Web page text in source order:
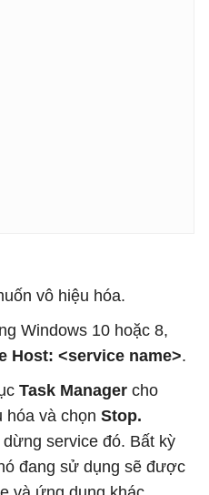
vô hiệu hóa.
Windows 10 hoặc 8,
Host: <service name>.
Task Manager cho
hóa và chọn Stop.
service đó. Bất kỳ
đang sử dụng sẽ được